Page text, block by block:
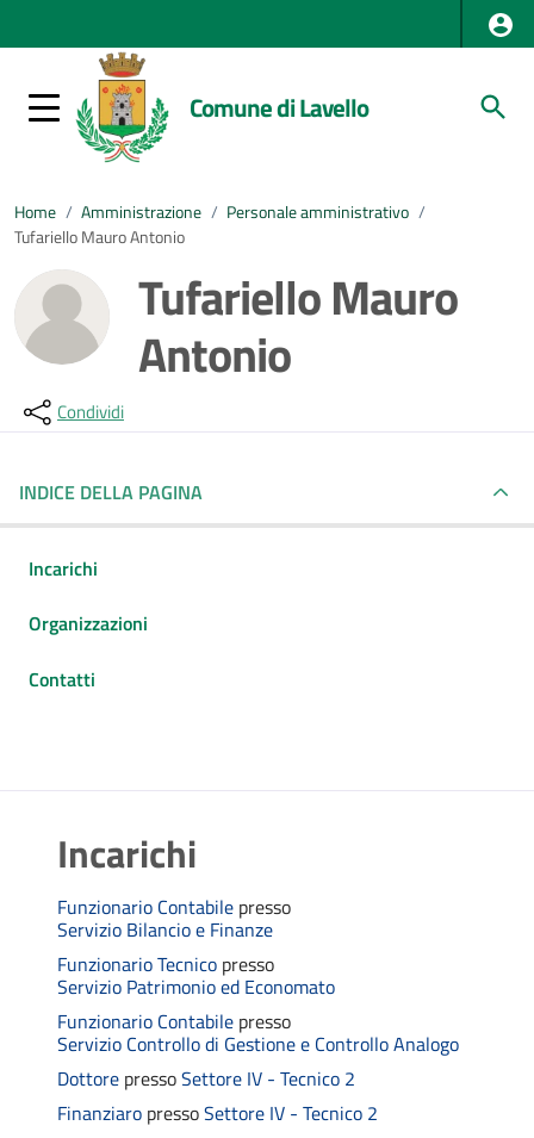
Comune di Lavello
Home / Amministrazione / Personale amministrativo /
Tufariello Mauro Antonio
Tufariello Mauro
Antonio
Condividi
INDICE DELLA PAGINA
Incarichi
Organizzazioni
Contatti
Incarichi
Funzionario Contabile presso
Servizio Bilancio e Finanze
Funzionario Tecnico presso
Servizio Patrimonio ed Economato
Funzionario Contabile presso
Servizio Controllo di Gestione e Controllo Analogo
Dottore pressoSettore IV - Tecnico 2
Finanziaro pressoSettore IV - Tecnico 2